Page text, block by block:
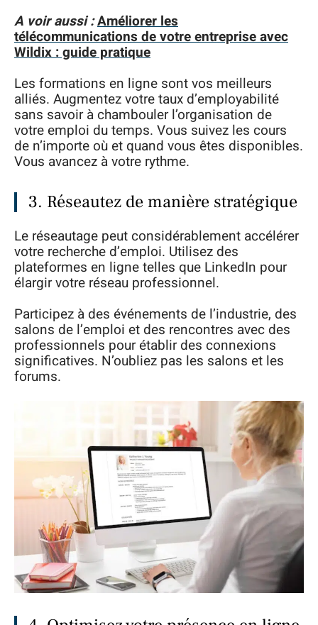
A voir aussi :Améliorer les
télécommunications de votre entreprise avec
Wildix : guide pratique
Les formations en ligne sont vos meilleurs
alliés. Augmentez votre taux d’employabilité
sans savoir à chambouler l’organisation de
votre emploi du temps. Vous suivez les cours
de n’importe où et quand vous êtes disponibles.
Vous avancez à votre rythme.
3. Réseautez de manière stratégique
Le réseautage peut considérablement accélérer
votre recherche d’emploi. Utilisez des
plateformes en ligne telles que LinkedIn pour
élargir votre réseau professionnel.
Participez à des événements de l’industrie, des
salons de l’emploi et des rencontres avec des
professionnels pour établir des connexions
significatives. N’oubliez pas les salons et les
forums.